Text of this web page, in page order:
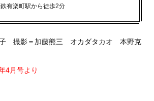
有楽町駅から徒歩2分
子 撮影＝加藤熊三 オカダタカオ 本野克
4月号より